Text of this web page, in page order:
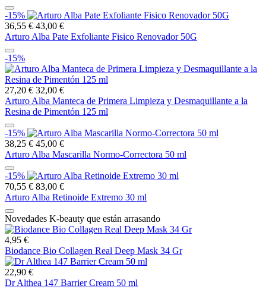
-15%
36,55 € 43,00 €
Arturo Alba Pate Exfoliante Fisico Renovador 50G
-15%
27,20 € 32,00 €
Arturo Alba Manteca de Primera Limpieza y Desmaquillante a la
Resina de Pimentón 125 ml
-15%
38,25 € 45,00 €
Arturo Alba Mascarilla Normo-Correctora 50 ml
-15%
70,55 € 83,00 €
Arturo Alba Retinoide Extremo 30 ml
Novedades K-beauty que están arrasando
4,95 €
Biodance Bio Collagen Real Deep Mask 34 Gr
22,90 €
Dr Althea 147 Barrier Cream 50 ml